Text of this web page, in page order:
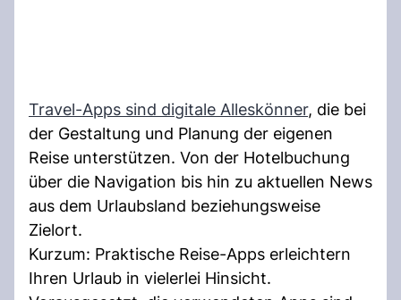
Travel-Apps sind digitale Alleskönner, die bei
der Gestaltung und Planung der eigenen
Reise unterstützen. Von der Hotelbuchung
über die Navigation bis hin zu aktuellen News
aus dem Urlaubsland beziehungsweise
Zielort.
Kurzum: Praktische Reise-Apps erleichtern
Ihren Urlaub in vielerlei Hinsicht.